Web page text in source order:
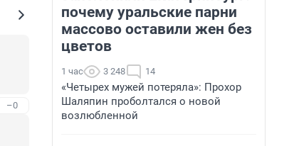
–0
почему уральские парни
массово оставили жен без
цветов
1 час 3 248 14
«Четырех мужей потеряла»: Прохор
Шаляпин проболтался о новой
возлюбленной